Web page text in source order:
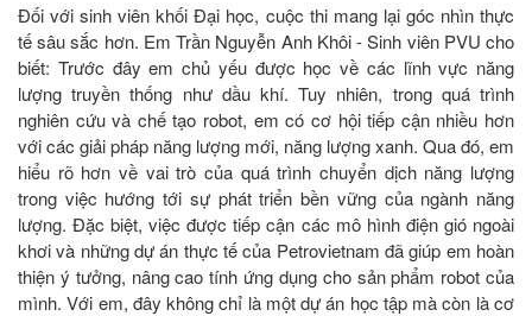
Đối với sinh viên khối Đại học, cuộc thi mang lại góc nhìn thực
tế sâu sắc hơn. Em Trần Nguyễn Anh Khôi - Sinh viên PVU cho
biết: Trước đây em chủ yếu được học về các lĩnh vực năng
lượng truyền thống như dầu khí. Tuy nhiên, trong quá trình
nghiên cứu và chế tạo robot, em có cơ hội tiếp cận nhiều hơn
với các giải pháp năng lượng mới, năng lượng xanh. Qua đó, em
hiểu rõ hơn về vai trò của quá trình chuyển dịch năng lượng
trong việc hướng tới sự phát triển bền vững của ngành năng
lượng. Đặc biệt, việc được tiếp cận các mô hình điện gió ngoài
khơi và những dự án thực tế của Petrovietnam đã giúp em hoàn
thiện ý tưởng, nâng cao tính ứng dụng cho sản phẩm robot của
mình. Với em, đây không chỉ là một dự án học tập mà còn là cơ